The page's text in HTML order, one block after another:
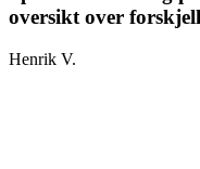
oversikt over
Henrik V.